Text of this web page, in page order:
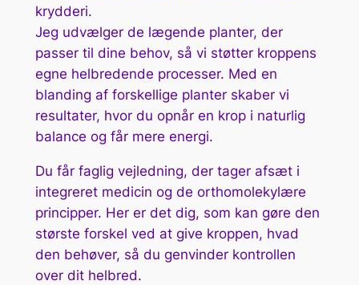
krydderi.
Jeg udvælger de lægende planter, der
passer til dine behov, så vi støtter kroppens
egne helbredende processer. Med en
blanding af forskellige planter skaber vi
resultater, hvor du opnår en krop i naturlig
balance og får mere energi.
Du får faglig vejledning, der tager afsæt i
integreret medicin og de orthomolekylære
principper. Her er det dig, som kan gøre den
største forskel ved at give kroppen, hvad
den behøver, så du genvinder kontrollen
over dit helbred.